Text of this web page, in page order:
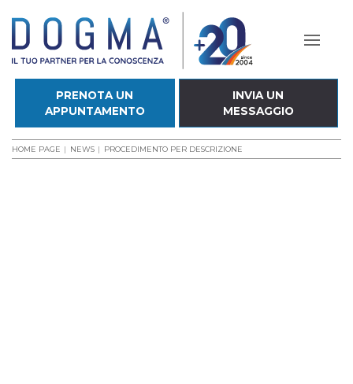
PRENOTA UN
APPUNTAMENTO
INVIA UN
MESSAGGIO
HOME PAGE NEWS PROCEDIMENTO PER DESCRIZIONE